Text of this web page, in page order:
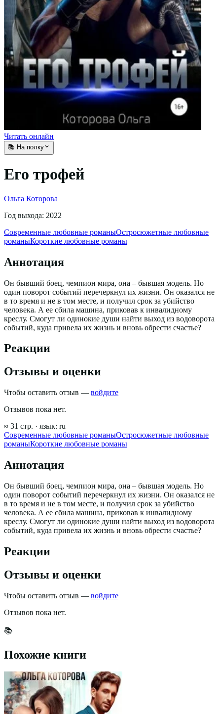
Читать онлайн
📚 На полку
Его трофей
Ольга Которова
Год выхода: 2022
Современные любовные романыОстросюжетные любовные
романыКороткие любовные романы
Аннотация
Он бывший боец, чемпион мира, она – бывшая модель. Но
один поворот событий перечеркнул их жизни. Он оказался не
в то время и не в том месте, и получил срок за убийство
человека. А ее сбила машина, приковав к инвалидному
креслу. Смогут ли одинокие души найти выход из водоворота
событий, куда привела их жизнь и вновь обрести счастье?
Реакции
Отзывы и оценки
Чтобы оставить отзыв — войдите
Отзывов пока нет.
≈ 31 стр. · язык: ru
Современные любовные романыОстросюжетные любовные
романыКороткие любовные романы
Аннотация
Он бывший боец, чемпион мира, она – бывшая модель. Но
один поворот событий перечеркнул их жизни. Он оказался не
в то время и не в том месте, и получил срок за убийство
человека. А ее сбила машина, приковав к инвалидному
креслу. Смогут ли одинокие души найти выход из водоворота
событий, куда привела их жизнь и вновь обрести счастье?
Реакции
Отзывы и оценки
Чтобы оставить отзыв — войдите
Отзывов пока нет.
📚
Похожие книги